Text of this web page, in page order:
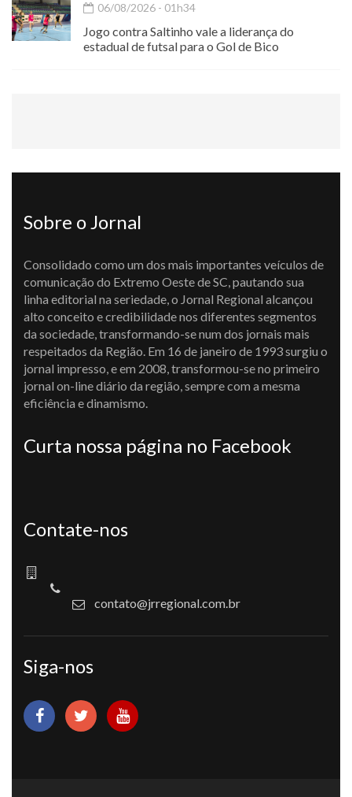
06/08/2026 - 01h34
Jogo contra Saltinho vale a liderança do
estadual de futsal para o Gol de Bico
Sobre o Jornal
Consolidado como um dos mais importantes veículos de
comunicação do Extremo Oeste de SC, pautando sua
linha editorial na seriedade, o Jornal Regional alcançou
alto conceito e credibilidade nos diferentes segmentos
da sociedade, transformando-se num dos jornais mais
respeitados da Região. Em 16 de janeiro de 1993 surgiu o
jornal impresso, e em 2008, transformou-se no primeiro
jornal on-line diário da região, sempre com a mesma
eficiência e dinamismo.
Curta nossa página no Facebook
Contate-nos
contato@jrregional.com.br
Siga-nos